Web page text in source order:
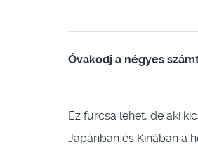
Óvakodj a négyes
Ez furcsa lehet, de aki
Japánban és Kínában a